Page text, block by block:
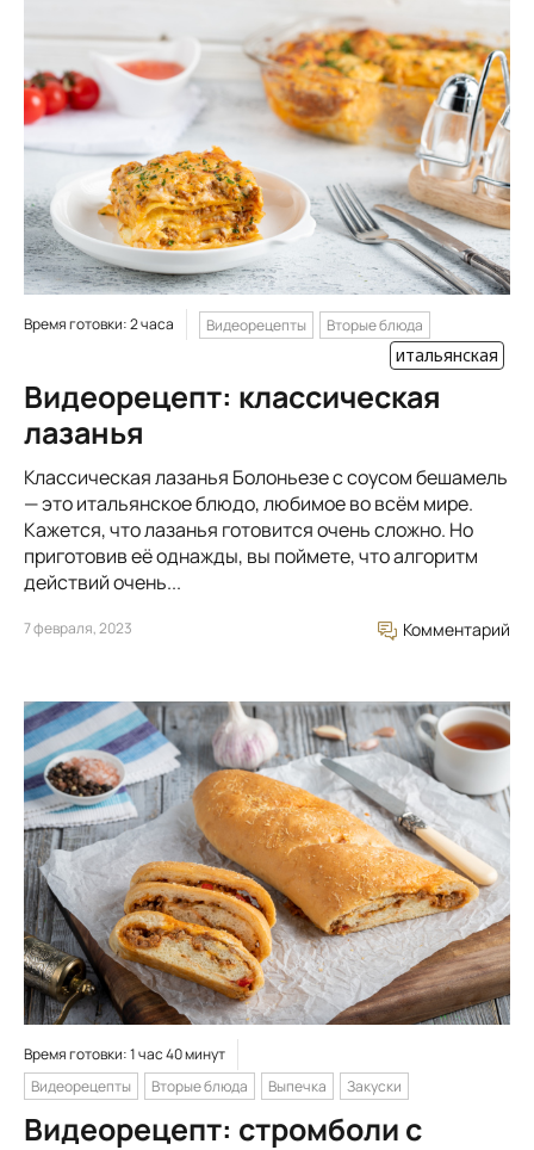
Время готовки: 2 часа Видеорецепты Вторые блюда
итальянская
Видеорецепт: классическая
лазанья
Классическая лазанья Болоньезе с соусом бешамель
— это итальянское блюдо, любимое во всём мире.
Кажется, что лазанья готовится очень сложно. Но
приготовив её однажды, вы поймете, что алгоритм
действий очень...
7 февраля, 2023 Комментарий
Время готовки: 1 час 40 минут
Видеорецепты
Вторые блюда Выпечка Закуски
Видеорецепт: стромболи с